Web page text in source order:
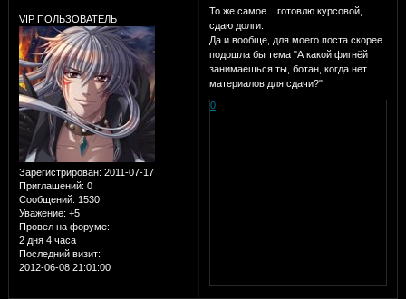
VIP ПОЛЬЗОВАТЕЛЬ
Зарегистрирован: 2011-07-17
Приглашений: 0
Сообщений: 1530
Уважение: +5
Провел на форуме:
2 дня 4 часа
Последний визит:
2012-06-08 21:01:00
То же самое... готовлю курсовой,
сдаю долги.
Да и вообще, для моего поста скорее
подошла бы тема "А какой фигнёй
занимаешься ты, ботан, когда нет
материалов для сдачи?"
0